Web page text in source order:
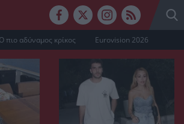
Ο πιο αδύναμος κρίκος Eurovision 2026